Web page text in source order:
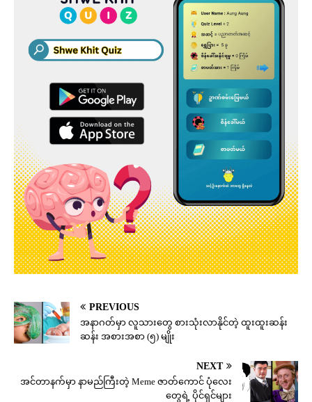
PREVIOUS
အနာဂတ်မှာ လူသားတွေ စားသုံးလာနိုင်တဲ့ ထူးထူးဆန်း
ဆန်း အစားအစာ (၅) မျိုး
NEXT
အင်တာနက်မှာ နာမည်ကြီးတဲ့ Meme ဇာတ်ကောင် ပုံလေး
တွေရဲ့ ပိုင်ရှင်များ